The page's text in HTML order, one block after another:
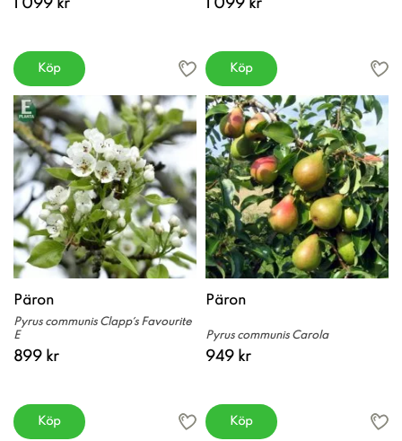
1 099 kr
Köp
1 099 kr
Köp
Päron
Pyrus communis Clapp´s Favourite
E
899 kr
Köp
Päron
Pyrus communis Carola
949 kr
Köp